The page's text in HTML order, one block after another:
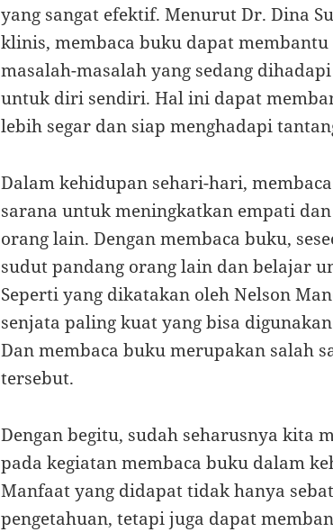
yang sangat efektif. Menurut Dr. Dina
klinis, membaca buku dapat
masalah-masalah yang sedang
untuk diri sendiri. Hal ini dapat
lebih segar dan siap menghadapi
Dalam kehidupan sehari-hari,
sarana untuk meningkatkan empati
orang lain. Dengan membaca buku,
sudut pandang orang lain dan belajar
Seperti yang dikatakan oleh Nelson
senjata paling kuat yang bisa
Dan membaca buku merupakan salah
tersebut.
Dengan begitu, sudah seharusnya kita
pada kegiatan membaca buku dalam
Manfaat yang didapat tidak hanya
pengetahuan, tetapi juga dapat